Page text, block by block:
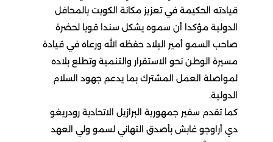
قيادته الحكيمة في تعزيز مكانة الكويت بالمحافل
الدولية مؤكدا أن سموه يشكل سندا قويا لحضرة
صاحب السمو أمير البلاد حفظه الله ورعاه في قيادة
مسيرة الوطن نحو الاستقرار والتنمية وتطلع بلاده
لمواصلة العمل المشترك بما يدعم جهود السلام
الدولية.
كما تقدم سفير جمهورية البرازيل الاتحادية رودريغو
دي أراوجو غابش بأصدق التهاني لسمو ولي العهد